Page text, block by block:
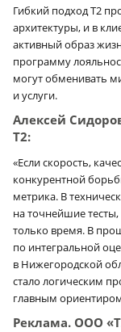
Гибкий подход Т2
архитектуры, и в
активный образ
программу
могут обменивать
и услуги.
Алексей
Т2:
«Если скорость,
конкурентной
метрика. В
на точнейшие
только время. В
по интегральной
в Нижегородской
стало логическим
главным
Реклама. ООО